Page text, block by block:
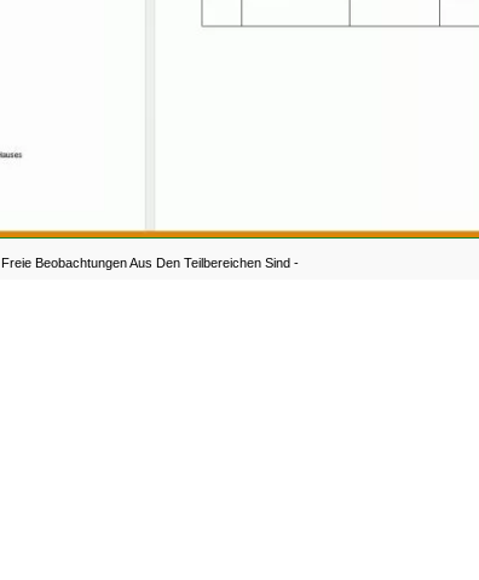
Freie Beobachtungen Aus Den Teilbereichen Sind -